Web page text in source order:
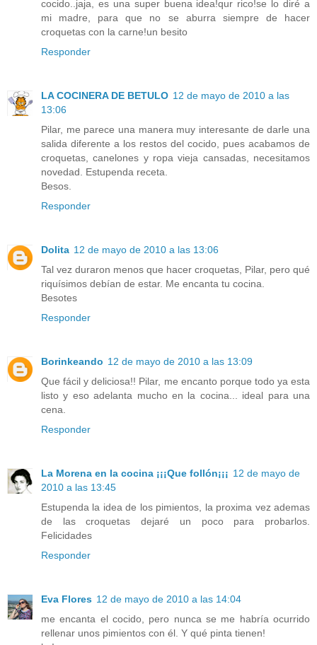
cocido..jaja, es una super buena idea!qur rico!se lo diré a
mi madre, para que no se aburra siempre de hacer
croquetas con la carne!un besito
Responder
LA COCINERA DE BETULO 12 de mayo de 2010 a las
13:06
Pilar, me parece una manera muy interesante de darle una
salida diferente a los restos del cocido, pues acabamos de
croquetas, canelones y ropa vieja cansadas, necesitamos
novedad. Estupenda receta.
Besos.
Responder
Dolita 12 de mayo de 2010 a las 13:06
Tal vez duraron menos que hacer croquetas, Pilar, pero qué
riquísimos debían de estar. Me encanta tu cocina.
Besotes
Responder
Borinkeando 12 de mayo de 2010 a las 13:09
Que fácil y deliciosa!! Pilar, me encanto porque todo ya esta
listo y eso adelanta mucho en la cocina... ideal para una
cena.
Responder
La Morena en la cocina ¡¡¡Que follón¡¡¡ 12 de mayo de
2010 a las 13:45
Estupenda la idea de los pimientos, la proxima vez ademas
de las croquetas dejaré un poco para probarlos.
Felicidades
Responder
Eva Flores 12 de mayo de 2010 a las 14:04
me encanta el cocido, pero nunca se me habría ocurrido
rellenar unos pimientos con él. Y qué pinta tienen!